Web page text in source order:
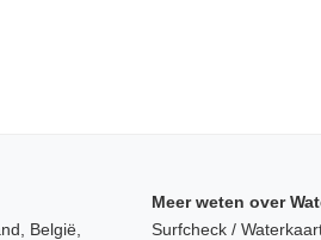
België,
Meer weten over
Surfcheck /